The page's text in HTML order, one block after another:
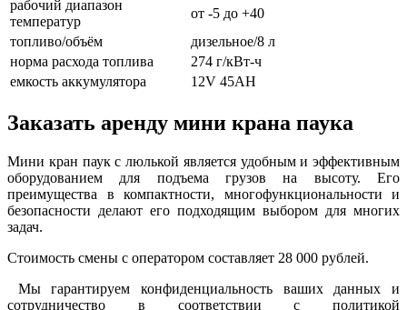
рабочий диапазон
температур
от -5 до +40
топливо/объём
дизельное/8 л
норма расхода топлива
274 г/кВт-ч
емкость аккумулятора
12V 45AH
Заказать аренду мини крана паука
Мини кран паук с люлькой является удобным и эффективным
оборудованием для подъема грузов на высоту. Его
преимущества в компактности, многофункциональности и
безопасности делают его подходящим выбором для многих
задач.
Стоимость смены с оператором составляет 28 000 рублей.
Мы гарантируем конфиденциальность ваших данных и
сотрудничество в соответствии с политикой